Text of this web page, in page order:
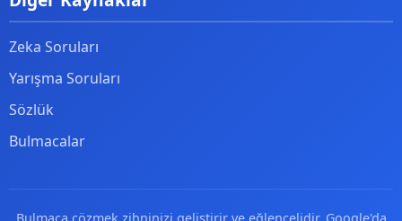
Zeka Soruları
Yarışma Soruları
Sözlük
Bulmacalar